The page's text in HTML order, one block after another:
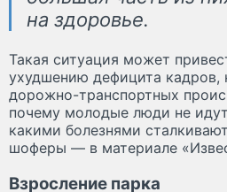
на здоровье.
Такая ситуация может
ухудшению дефицита кадров,
дорожно-транспортных
почему молодые люди не
какими болезнями
шоферы — в материале
Взросление парка